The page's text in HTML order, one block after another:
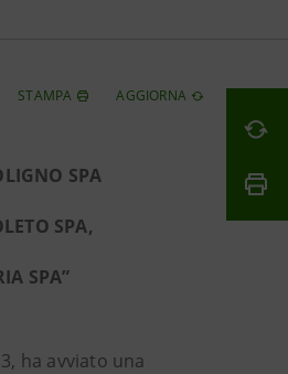
STAMPA AGGIORNA
SPA
SPA,
SPA”
ha avviato una